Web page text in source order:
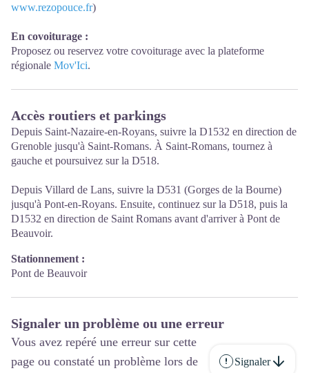
www.rezopouce.fr)
En covoiturage :
Proposez ou reservez votre covoiturage avec la plateforme
régionale Mov'Ici.
Accès routiers et parkings
Depuis Saint-Nazaire-en-Royans, suivre la D1532 en direction de
Grenoble jusqu'à Saint-Romans. À Saint-Romans, tournez à
gauche et poursuivez sur la D518.
Depuis Villard de Lans, suivre la D531 (Gorges de la Bourne)
jusqu'à Pont-en-Royans. Ensuite, continuez sur la D518, puis la
D1532 en direction de Saint Romans avant d'arriver à Pont de
Beauvoir.
Stationnement :
Pont de Beauvoir
Signaler un problème ou une erreur
Vous avez repéré une erreur sur cette
page ou constaté un problème lors de
Signaler